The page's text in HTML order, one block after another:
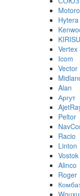
Hytera
Vertex
Icom
Vector
Alan
Аргут
Peltor
Racio
Linton
Vostok
Alinco
Roger